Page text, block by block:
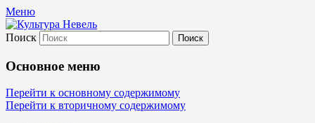
Меню
Культура Невель
МБУК Невельского района "Культура
и досуг"
Поиск
Основное меню
Перейти к основному содержимому
Перейти к вторичному содержимому